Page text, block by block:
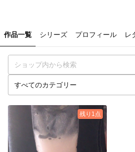
作品一覧 シリーズ プロフィール レ
残り1点